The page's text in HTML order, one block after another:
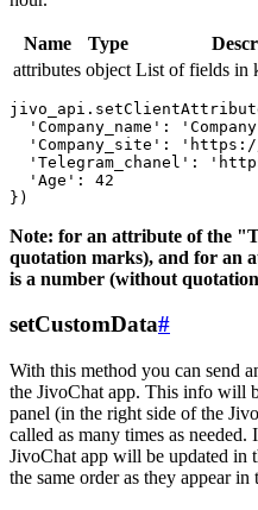
Name Type
attributes object List of fields in
'Company_name':
'Company_site':
'Telegram_chanel':
  'Age': 42
Note: for an attribute of the
quotation marks), and for an
is a number (without
setCustomData#
With this method you can send
the JivoChat app. This info will
panel (in the right side of the
called as many times as
JivoChat app will be updated in
the same order as they appear in